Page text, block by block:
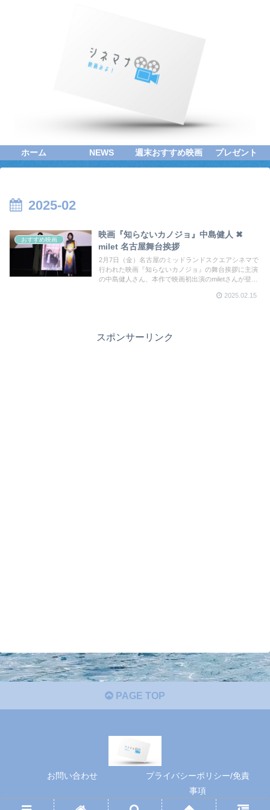
ホーム NEWS 週末おすすめ映画 プレゼント
2025-02
おすすめ映画
映画『知らないカノジョ』中島健人 ✖
milet 名古屋舞台挨拶
2月7日（金）名古屋のミッドランドスクエアシネマで
行われた映画『知らないカノジョ』の舞台挨拶に主演
の中島健人さん、本作で映画初出演のmiletさんが登
2025.02.15
スポンサーリンク
PAGE TOP
お問い合わせ
プライバシーポリシー/免責
事項